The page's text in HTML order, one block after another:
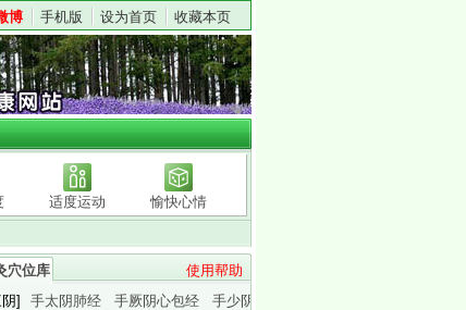
博 手机版 设为首页 收藏本页
适度运动
愉快心情
穴位库
使用帮助
]
手太阴肺经 手厥阴心包经
手少阴心经